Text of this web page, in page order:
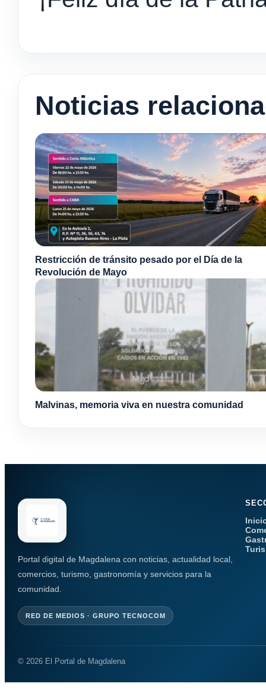
Noticias
Restricción de tránsito pesado por el Día de la
Revolución de Mayo
Malvinas, memoria viva en nuestra comunidad
Portal digital de Magdalena con noticias, actualidad local,
comercios, turismo, gastronomía y servicios para la
comunidad.
RED DE MEDIOS · GRUPO TECNOCOM
© 2026 El Portal de Magdalena